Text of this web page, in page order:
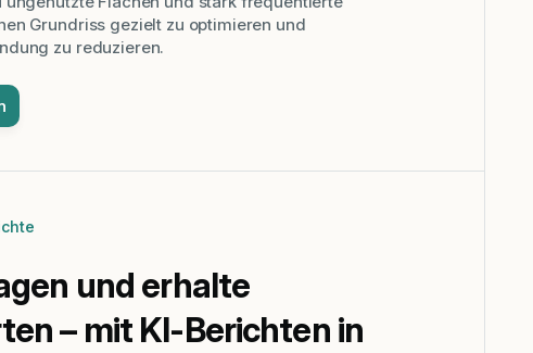
Grundriss gezielt zu optimieren und
zu reduzieren.
und erhalte
– mit KI-Berichten in